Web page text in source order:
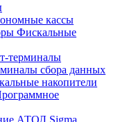
кассы
Фискальные
терминалы
сбора данных
накопители